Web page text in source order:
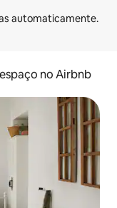
no Airbnb